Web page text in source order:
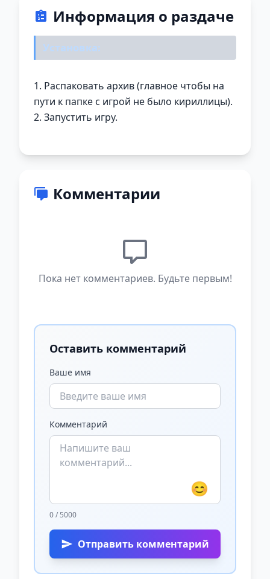
Информация о раздаче
Установка:
1. Распаковать архив (главное чтобы на
пути к папке с игрой не было кириллицы).
2. Запустить игру.
Комментарии
Пока нет комментариев. Будьте первым!
Оставить комментарий
Ваше имя
Комментарий
😊
0 / 5000
Отправить комментарий